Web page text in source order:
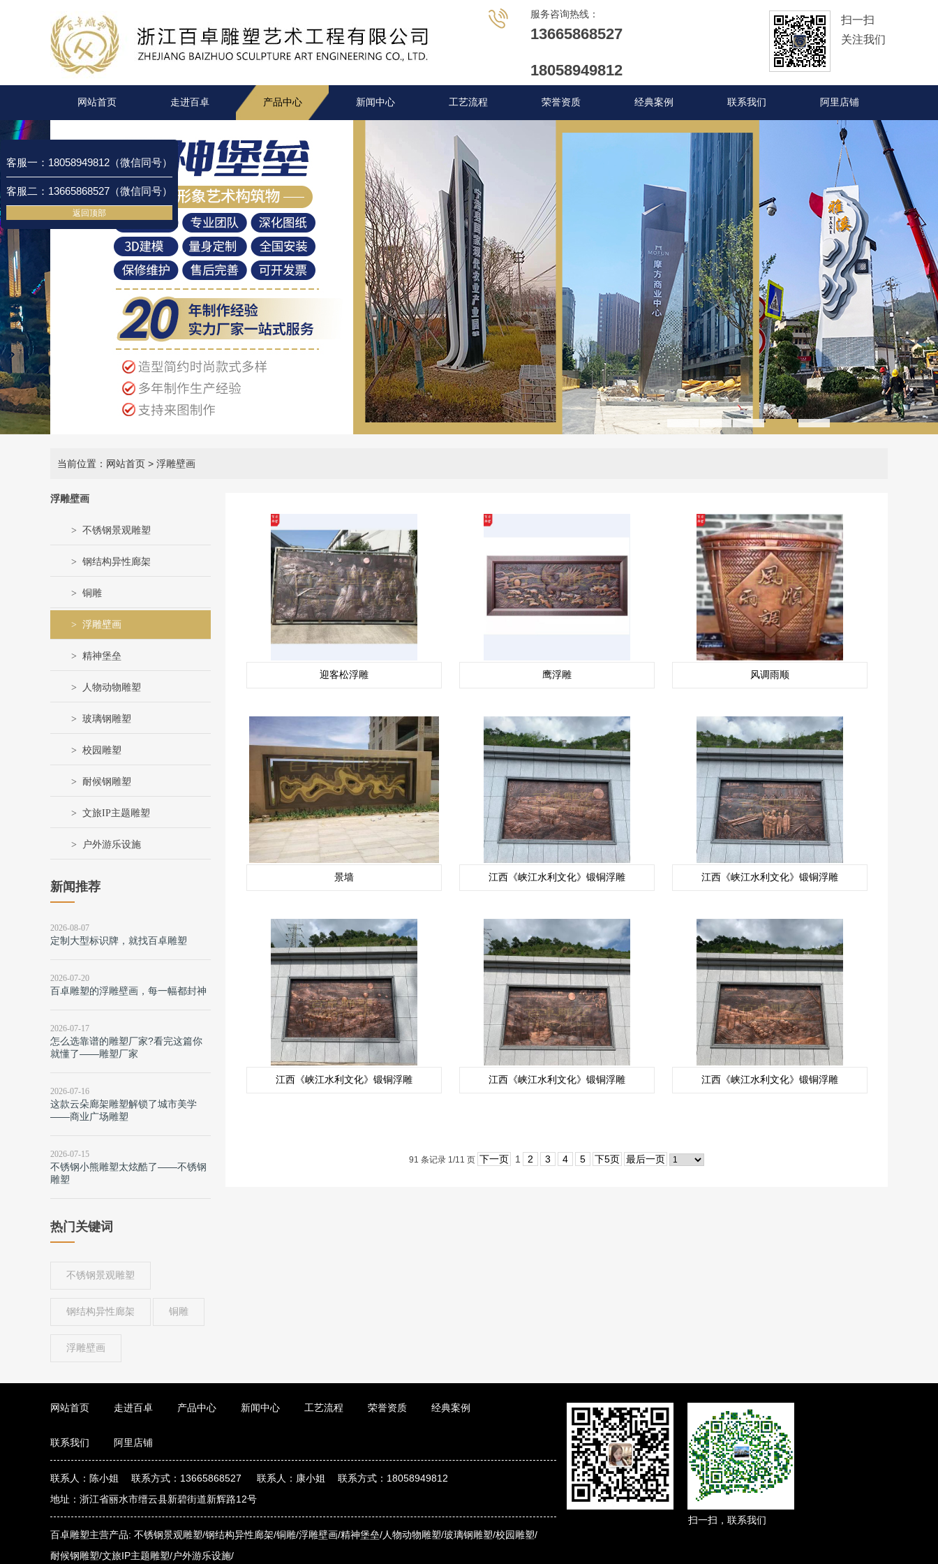
服务咨询热线：
13665868527
18058949812
扫一扫
关注我们
网站首页 走进百卓 产品中心 新闻中心 工艺流程 荣誉资质 经典案例 联系我们 阿里店铺
5
当前位置：网站首页 > 浮雕壁画
浮雕壁画
不锈钢景观雕塑
钢结构异性廊架
铜雕
浮雕壁画
精神堡垒
人物动物雕塑
玻璃钢雕塑
校园雕塑
耐候钢雕塑
文旅IP主题雕塑
户外游乐设施
新闻推荐
2026-08-07
定制大型标识牌，就找百卓雕塑
2026-07-20
百卓雕塑的浮雕壁画，每一幅都封神
2026-07-17
怎么选靠谱的雕塑厂家?看完这篇你
就懂了——雕塑厂家
2026-07-16
这款云朵廊架雕塑解锁了城市美学
——商业广场雕塑
2026-07-15
不锈钢小熊雕塑太炫酷了——不锈钢
雕塑
热门关键词
不锈钢景观雕塑
钢结构异性廊架 铜雕
浮雕壁画
迎客松浮雕 鹰浮雕 风调雨顺
景墙 江西《峡江水利文化》锻铜浮雕 江西《峡江水利文化》锻铜浮雕
江西《峡江水利文化》锻铜浮雕 江西《峡江水利文化》锻铜浮雕 江西《峡江水利文化》锻铜浮雕
91 条记录 1/11 页 下一页 1 2 3 4 5 下5页 最后一页
网站首页 走进百卓 产品中心 新闻中心 工艺流程 荣誉资质 经典案例
联系我们 阿里店铺
联系人：陈小姐 联系方式：13665868527 联系人：康小姐 联系方式：18058949812
地址：浙江省丽水市缙云县新碧街道新辉路12号
百卓雕塑主营产品: 不锈钢景观雕塑/钢结构异性廊架/铜雕/浮雕壁画/精神堡垒/人物动物雕塑/玻璃钢雕塑/校园雕塑/
耐候钢雕塑/文旅IP主题雕塑/户外游乐设施/
扫一扫，联系我们
客服一：18058949812（微信同号）
客服二：13665868527（微信同号）
返回顶部